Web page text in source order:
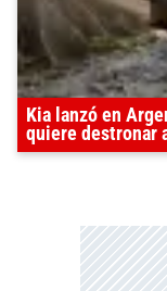
Kia lanzó en
quiere destronar